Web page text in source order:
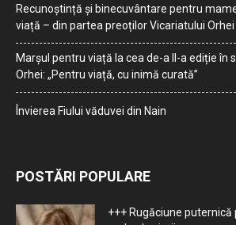
Recunoștință și binecuvântare pentru
viață – din partea preoților Vicariatului Orhei
Marșul pentru viață la cea de-a II-a ediție în
Orhei: „Pentru viață, cu inimă curată”
Învierea Fiului văduvei din Nain
POSTĂRI POPULARE
+++ Rugăciune